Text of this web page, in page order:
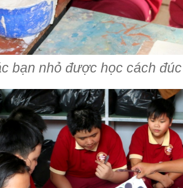
bạn nhỏ được học cách